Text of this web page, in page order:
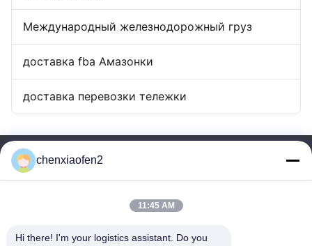
Международный железнодорожный груз
доставка fba Амазонки
доставка перевозки тележки
chenxiaofen2
11:45 AM
Hi there! I'm your logistics assistant. Do you